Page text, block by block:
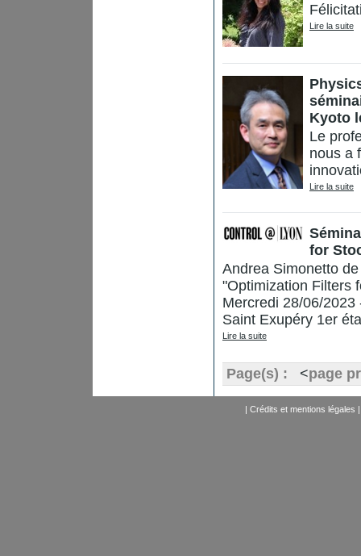
Lire la suite
Kyoto
Le
nous a
Lire la suite
for
Andrea Simonetto
"Optimization Filters
Mercredi 28/06/
Saint Exupéry 1er
Lire la suite
Page(s) : <page
| Crédits et mentions légales